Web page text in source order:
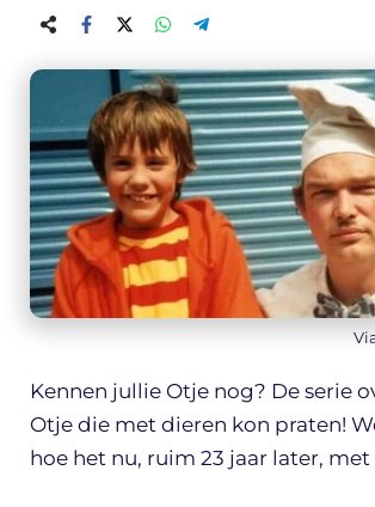
Kennen jullie Otje nog? De serie
Otje die met dieren kon praten!
hoe het nu, ruim 23 jaar later,